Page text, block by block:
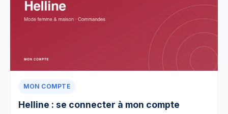
MON COMPTE
Helline : se connecter à mon compte